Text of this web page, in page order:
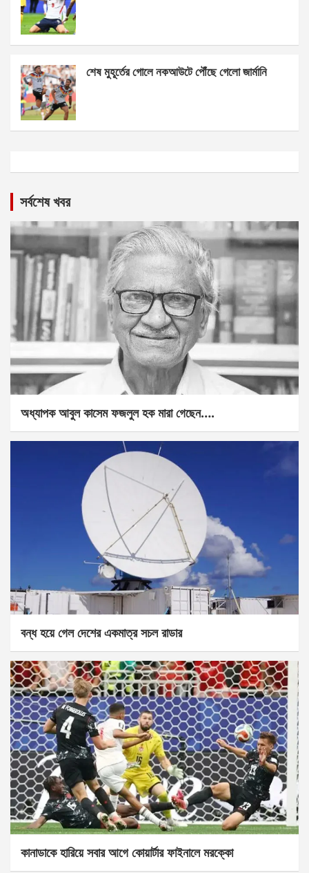
শেষ মুহূর্তের গোলে নকআউটে পৌঁছে গেলো জার্মানি
সর্বশেষ খবর
অধ্যাপক আবুল কাসেম ফজলুল হক মারা গেছেন….
বন্ধ হয়ে গেল দেশের একমাত্র সচল রাডার
কানাডাকে হারিয়ে সবার আগে কোয়ার্টার ফাইনালে মরক্কো